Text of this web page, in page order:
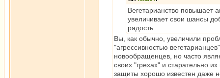
Вегетарианство повышает
увеличивает свои шансы
радость.
Вы, как обычно, увеличили
"агрессивностью
новообращенцев, но часто
своих "грехах" и старательно
защиты хорошо известен даже